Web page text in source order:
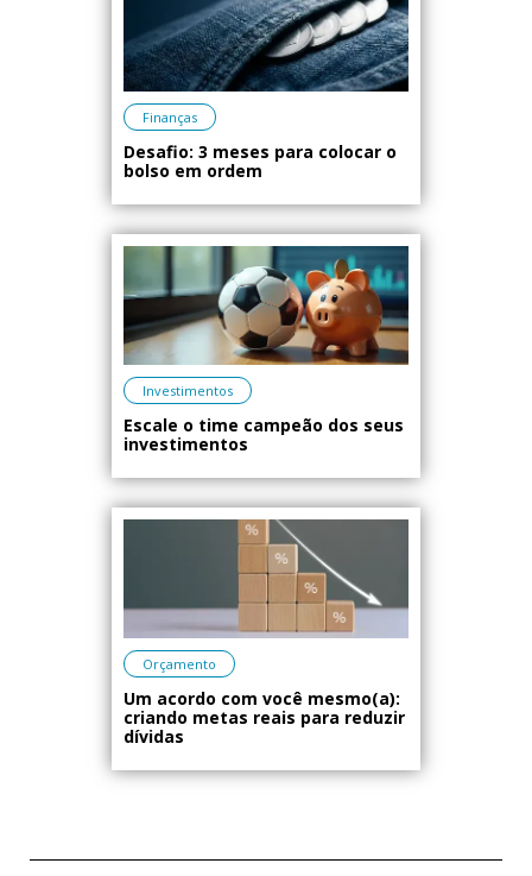
Finanças
Desafio: 3 meses para colocar o
bolso em ordem
Investimentos
Escale o time campeão dos seus
investimentos
Orçamento
Um acordo com você mesmo(a):
criando metas reais para reduzir
dívidas